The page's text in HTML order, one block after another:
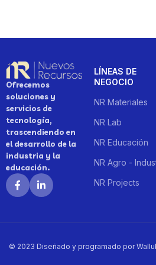
Ofrecemos
soluciones y
servicios de
tecnología,
trascendiendo en
el desarrollo de la
industria y la
educación.
LÍNEAS DE
NEGOCIO
NR Materiales
NR Lab
NR Educación
NR Agro -
NR Projects
© 2023 Diseñado y programado por